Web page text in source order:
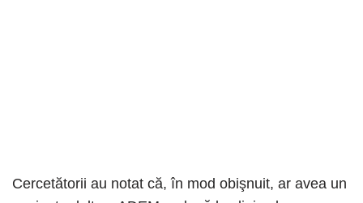
Cercetătorii au notat că, în mod obişnuit, ar avea un